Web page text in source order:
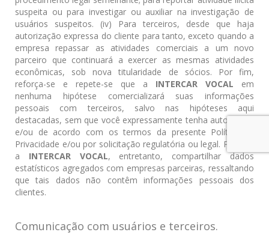
suspeita ou para investigar ou auxiliar na investigação de
usuários suspeitos. (iv) Para terceiros, desde que haja
autorização expressa do cliente para tanto, exceto quando a
empresa repassar as atividades comerciais a um novo
parceiro que continuará a exercer as mesmas atividades
econômicas, sob nova titularidade de sócios. Por fim,
reforça-se e repete-se que a INTERCAR VOCAL em
nenhuma hipótese comercializará suas informações
pessoais com terceiros, salvo nas hipóteses aqui
destacadas, sem que você expressamente tenha autorizada,
e/ou de acordo com os termos da presente Política de
Privacidade e/ou por solicitação regulatória ou legal. Poderá,
a INTERCAR VOCAL, entretanto, compartilhar dados
estatísticos agregados com empresas parceiras, ressaltando
que tais dados não contêm informações pessoais dos
clientes.
Comunicação com usuários e terceiros.